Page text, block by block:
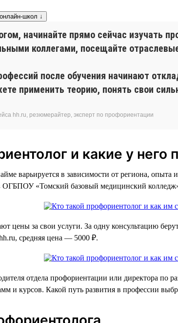
школ ↓
начинайте прямо сейчас изучать
коллегами, посещайте
после обучения начинают
применить теорию, понять свои
hh.ru, резюмерайтер, эксперт по профориентации
и какие у него
варьируется в зависимости от региона,
ОГБПОУ «Томский базовый медицинский
цены за свои услуги. За одну консультацию
средняя цена — 5000 ₽.
отдела профориентации или директора по
и курсов. Какой путь развития в профессии